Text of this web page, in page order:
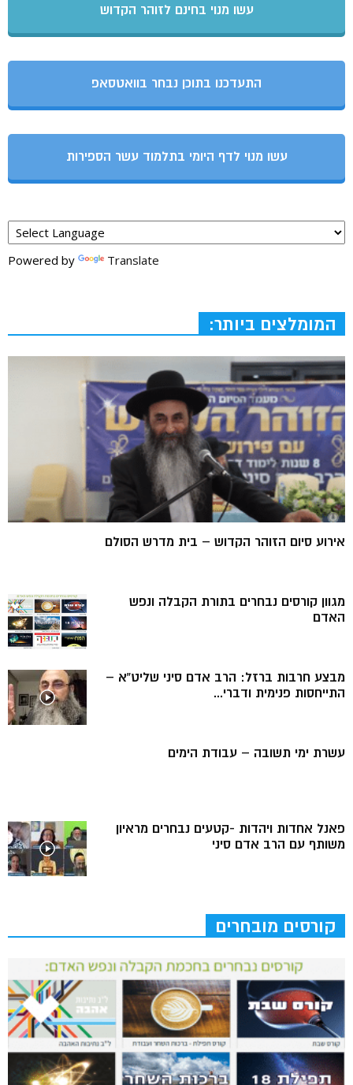
עשו מנוי בחינם לזוהר הקדוש
התעדכנו בתוכן נבחר בוואטסאפ
עשו מנוי לדף היומי בתלמוד עשר הספירות
Powered by Translate
המומלצים ביותר:
אירוע סיום הזוהר הקדוש – בית מדרש הסולם
מגוון קורסים נבחרים בתורת הקבלה ונפש
האדם
מבצע חרבות ברזל: הרב אדם סיני שליט”א –
התייחסות פנימית ודברי...
עשרת ימי תשובה – עבודת הימים
פאנל אחדות ויהדות -קטעים נבחרים מראיון
משותף עם הרב אדם סיני
קורסים מובחרים